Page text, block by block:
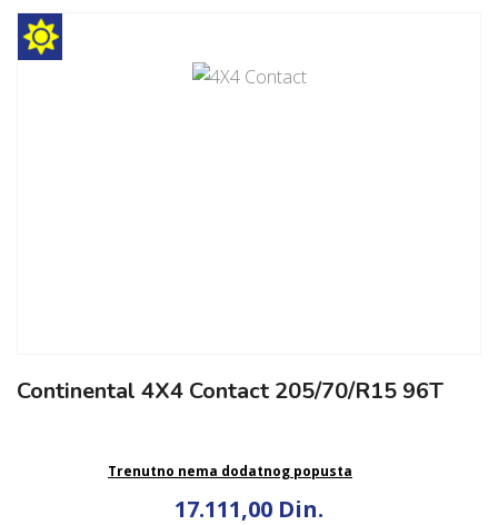
Continental 4X4 Contact 205/70/R15 96T
Trenutno nema dodatnog popusta
17.111,00 Din.